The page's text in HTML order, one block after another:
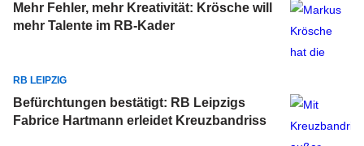
Mehr Fehler, mehr Kreativität: Krösche will
mehr Talente im RB-Kader
RB LEIPZIG
Befürchtungen bestätigt: RB Leipzigs
Fabrice Hartmann erleidet Kreuzbandriss